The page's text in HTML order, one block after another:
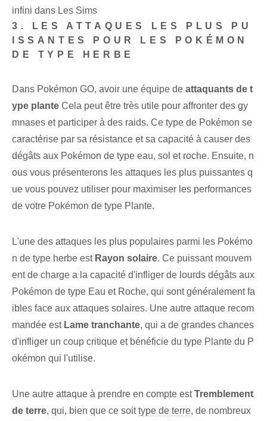
infini dans Les Sims
3.‌ LES ATTAQUES LES PLUS PU
ISSANTES POUR LES POKÉMON
DE TYPE HERBE
Dans Pokémon GO, avoir une équipe de attaquants de t
ype plante Cela peut être très utile pour affronter des gy
mnases et participer à des raids. Ce type de Pokémon se
caractérise par sa résistance et sa capacité à causer des
dégâts aux Pokémon de type eau, sol et roche. Ensuite, n
ous vous présenterons les attaques les plus puissantes q
ue vous pouvez utiliser pour maximiser les performances
de votre Pokémon de type Plante.
L'une des attaques les plus populaires parmi les Pokémo
n de type herbe est Rayon solaire. Ce puissant mouvem
ent de charge a la capacité d'infliger de lourds dégâts aux
Pokémon de type Eau et Roche, qui sont généralement fa
ibles face aux attaques solaires. Une autre attaque recom
mandée est Lame tranchante, qui a de grandes chances
d'infliger un coup critique et bénéficie du type Plante du P
okémon qui l'utilise.
Une autre attaque à prendre en compte estTremblement
de terre, qui, bien que ce soittype de terre, de nombreux